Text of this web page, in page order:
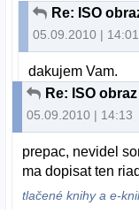
Re: ISO
05.09.2010 | 14:01
dakujem Vam.
Re: ISO obraz
05.09.2010 | 14:13
prepac, nevidel
ma dopisat ten
tlačené knihy a e-